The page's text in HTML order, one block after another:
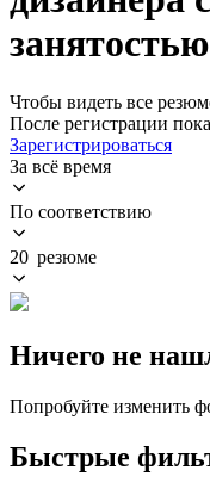
Чтобы видеть все
После регистрации
Зарегистрироваться
За всё время
По соответствию
20 резюме
Ничего не
Попробуйте изменить
Быстрые